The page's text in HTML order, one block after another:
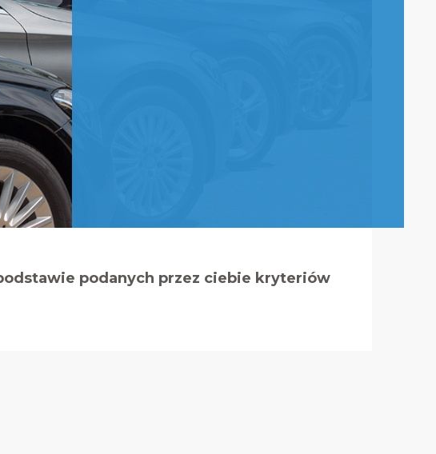
podanych przez ciebie kryteriów